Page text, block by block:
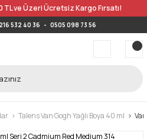
TL ve Üzeri Ücretsiz Kargo Fırsatı!
532 40 36 - 0505 098 73 56
Talens Van Gogh Yağlı Boya 40 ml